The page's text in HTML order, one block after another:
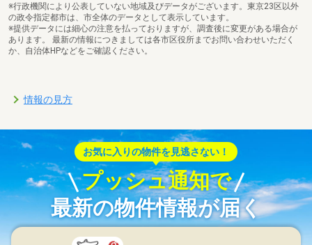
※行政機関により公表していない地域及びデータがございます。東京23区以外
の政令指定都市は、市全体のデータとして表示しています。
※提供データには細心の注意を払っておりますが、調査後に変更がある場合が
あります。 最新の情報につきましては各市区役所までお問い合わせいただく
か、自治体HPなどをご確認ください。
情報の見方
お気に入りの物件を見逃さない！
プッシュ通知で
最新の物件情報が届く